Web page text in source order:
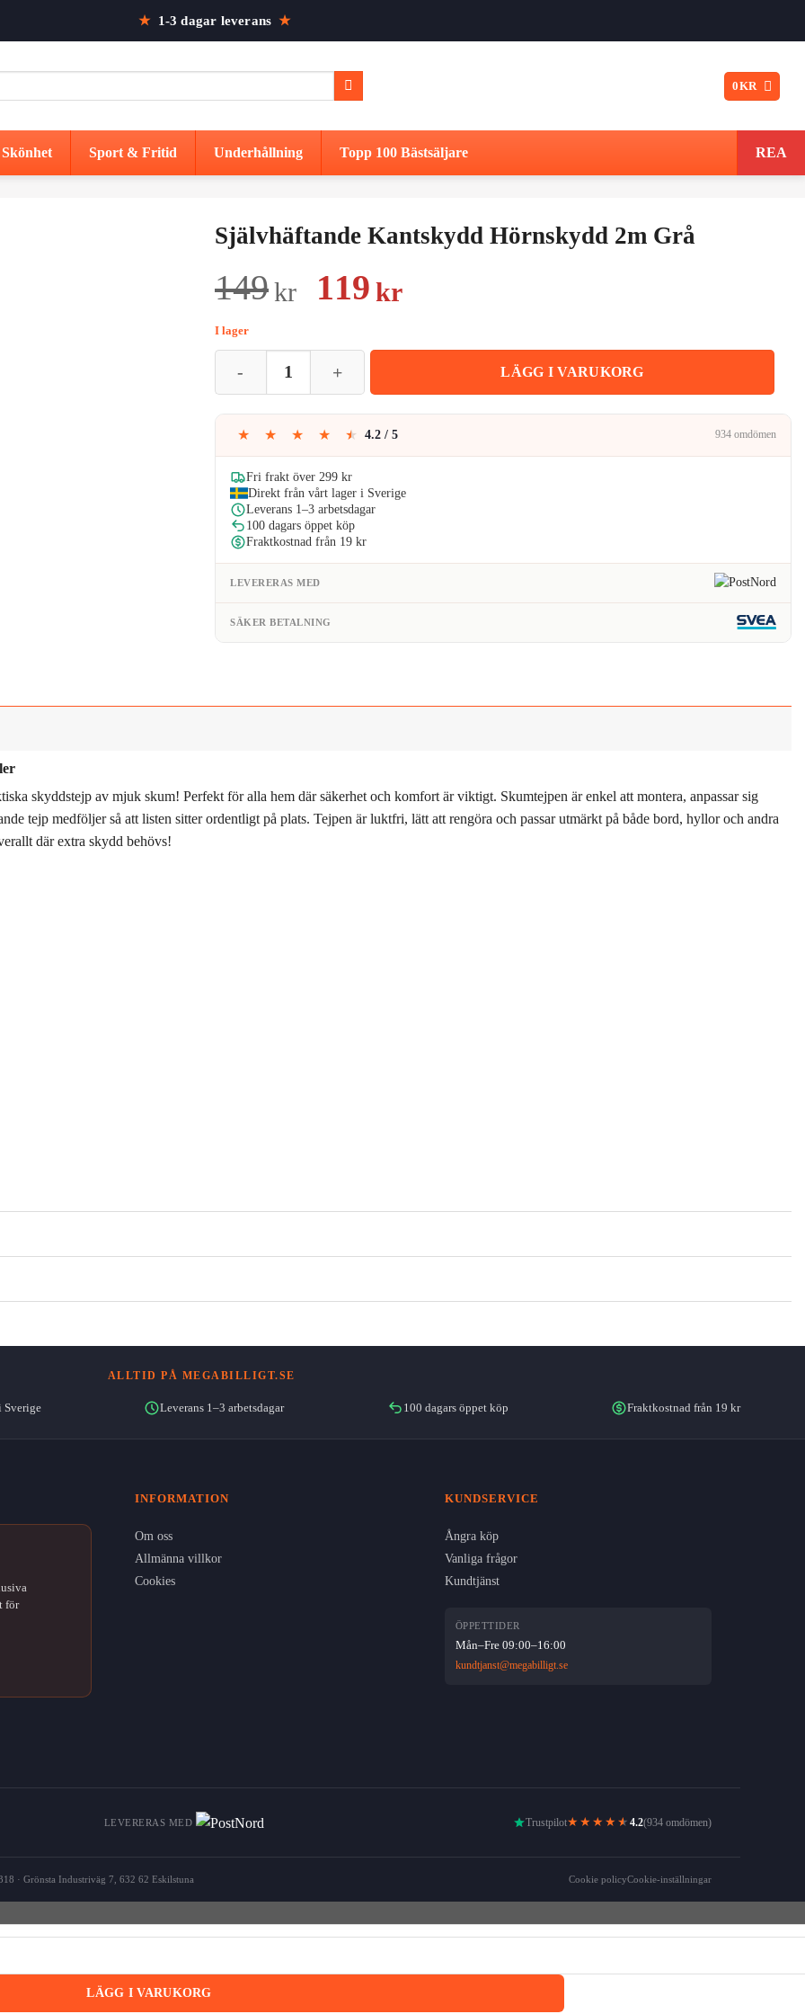
★ 1-3 dagar leverans ★
0KR
Skönhet Sport & Fritid Underhållning Topp 100 Bästsäljare REA
Självhäftande Kantskydd Hörnskydd 2m Grå
149kr
Det
priset
var:
149kr.
119 krDet
priset
är:
I lager
LÄGG I VARUKORG
★ ★ ★ ★ ★ 4.2 / 5 934 omdömen
Fri frakt över 299 kr
Direkt från vårt lager i Sverige
Leverans 1–3 arbetsdagar
100 dagars öppet köp
Fraktkostnad från 19 kr
LEVERERAS MED
SÄKER BETALNING
skyddstejp av mjuk skum! Perfekt för alla hem där säkerhet och komfort är viktigt. Skumtejpen är enkel att montera, anpassar sig
tejp medföljer så att listen sitter ordentligt på plats. Tejpen är luktfri, lätt att rengöra och passar utmärkt på både bord, hyllor och andra
där extra skydd behövs!
ALLTID PÅ MEGABILLIGT.SE
Sverige Leverans 1–3 arbetsdagar 100 dagars öppet köp Fraktkostnad från 19 kr
för
INFORMATION
Om oss
Allmänna villkor
Cookies
KUNDSERVICE
Ångra köp
Vanliga frågor
Kundtjänst
ÖPPETTIDER
Mån–Fre 09:00–16:00
kundtjanst@megabilligt.se
LEVERERAS MED Trustpilot★★★★ ★ 4.2(934 omdömen)
· Grönsta Industriväg 7, 632 62 Eskilstuna Cookie policyCookie-inställningar
LÄGG I VARUKORG